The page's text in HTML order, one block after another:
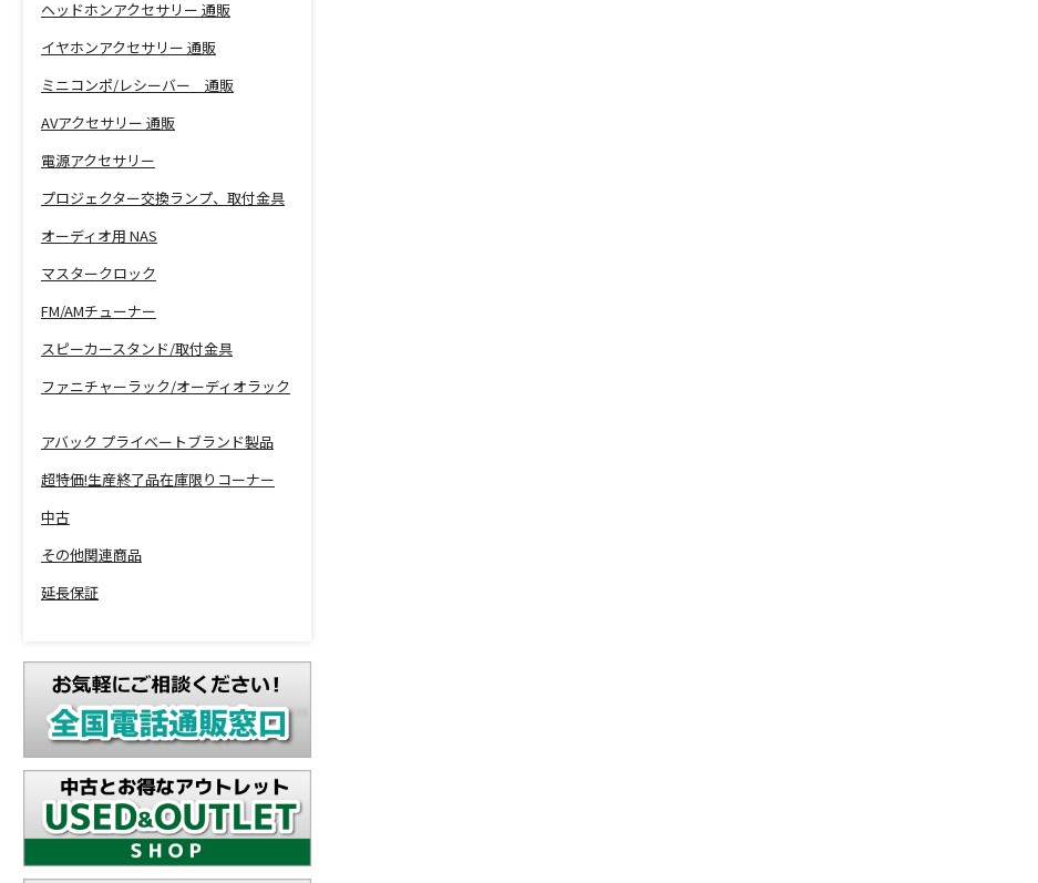
ヘッドホンアクセサリー 通販
イヤホンアクセサリー 通販
ミニコンポ/レシーバー 通販
AVアクセサリー 通販
電源アクセサリー
プロジェクター交換ランプ、取付金具
オーディオ用 NAS
マスタークロック
FM/AMチューナー
スピーカースタンド/取付金具
ファニチャーラック/オーディオラック
アバック プライベートブランド製品
超特価!生産終了品在庫限りコーナー
中古
その他関連商品
延長保証